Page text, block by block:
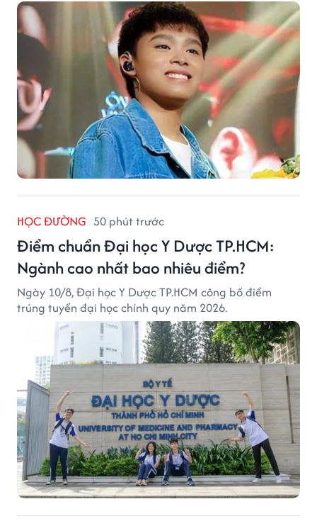
cốt dừa.
HỌC ĐƯỜNG 50 phút trước
Điểm chuẩn Đại học Y Dược TP.HCM:
Ngành cao nhất bao nhiêu điểm?
Ngày 10/8, Đại học Y Dược TP.HCM công bố điểm
trúng tuyển đại học chính quy năm 2026.